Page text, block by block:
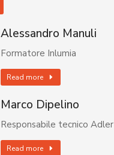
Alessandro Manuli
Formatore Inlumia
Read more
Marco Dipelino
Responsabile tecnico Adler
Read more